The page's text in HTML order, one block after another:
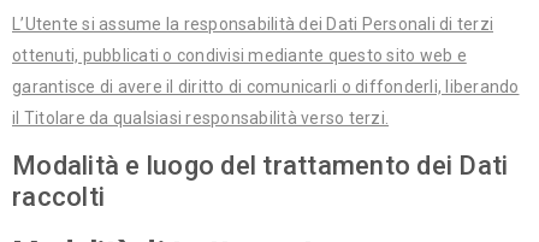
L’Utente si assume la responsabilità dei Dati Personali di terzi
ottenuti, pubblicati o condivisi mediante questo sito web e
garantisce di avere il diritto di comunicarli o diffonderli, liberando
il Titolare da qualsiasi responsabilità verso terzi.
Modalità e luogo del trattamento dei Dati
raccolti